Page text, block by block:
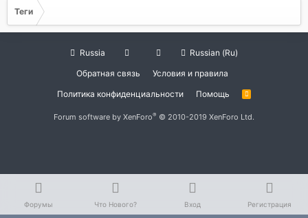
Теги
Russia
Russian (Ru)
Обратная связь
Условия и правила
Политика конфиденциальности
Помощь
R
Forum software by XenForo® © 2010-2019 XenForo Ltd.
Форумы Что Нового? Вход Регистрация